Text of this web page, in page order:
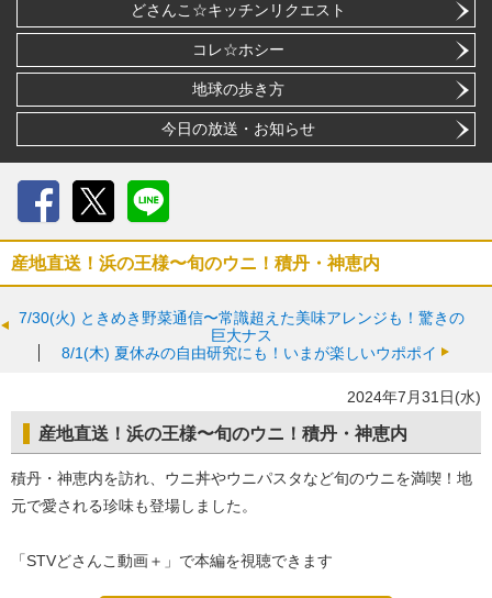
どさんこ☆キッチンリクエスト
コレ☆ホシー
地球の歩き方
今日の放送・お知らせ
産地直送！浜の王様〜旬のウニ！積丹・神恵内
7/30(火) ときめき野菜通信〜常識超えた美味アレンジも！驚きの
巨大ナス
8/1(木) 夏休みの自由研究にも！いまが楽しいウポポイ
2024年7月31日(水)
産地直送！浜の王様〜旬のウニ！積丹・神恵内
積丹・神恵内を訪れ、ウニ丼やウニパスタなど旬のウニを満喫！地
元で愛される珍味も登場しました。
「STVどさんこ動画＋」で本編を視聴できます